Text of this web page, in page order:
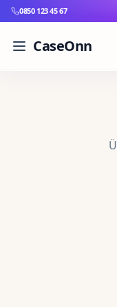
0850 123 45 67
CaseOnn